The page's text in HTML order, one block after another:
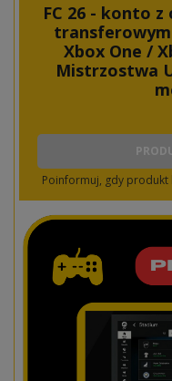
FC 26 - konto
Xbox One /
Mistrzostwa
Poinformuj, gdy